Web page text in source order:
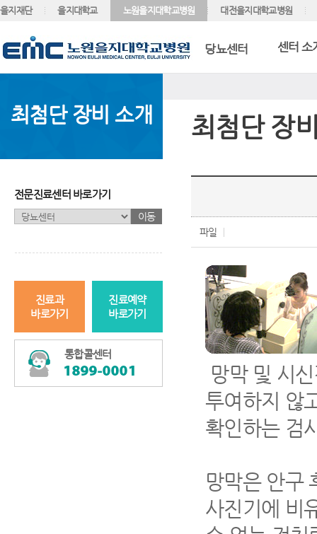
을지재단 을지대학교 노원을지대학교병원 대전을지대학교병원
당뇨센터 센터 소
최첨단 장비 소개
전문진료센터 바로가기
이동
진료과
바로가기
진료예약
바로가기
통합콜센터
최첨단 장
파일
망막 및 시
투여하지 않
확인하는 검
망막은 안구
사진기에 비